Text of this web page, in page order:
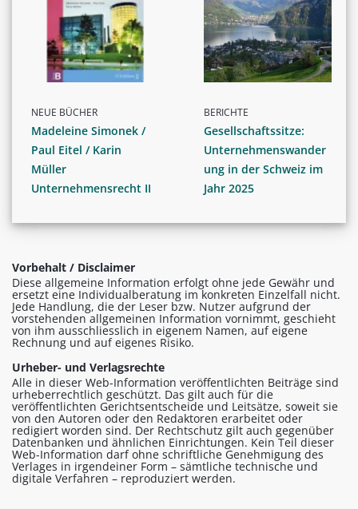
NEUE BÜCHER
Madeleine Simonek /
Paul Eitel / Karin
Müller
Unternehmensrecht II
BERICHTE
Gesellschaftssitze:
Unternehmenswander
ung in der Schweiz im
Jahr 2025
Vorbehalt / Disclaimer
Diese allgemeine Information erfolgt ohne jede Gewähr und
ersetzt eine Individualberatung im konkreten Einzelfall nicht.
Jede Handlung, die der Leser bzw. Nutzer aufgrund der
vorstehenden allgemeinen Information vornimmt, geschieht
von ihm ausschliesslich in eigenem Namen, auf eigene
Rechnung und auf eigenes Risiko.
Urheber- und Verlagsrechte
Alle in dieser Web-Information veröffentlichten Beiträge sind
urheberrechtlich geschützt. Das gilt auch für die
veröffentlichten Gerichtsentscheide und Leitsätze, soweit sie
von den Autoren oder den Redaktoren erarbeitet oder
redigiert worden sind. Der Rechtschutz gilt auch gegenüber
Datenbanken und ähnlichen Einrichtungen. Kein Teil dieser
Web-Information darf ohne schriftliche Genehmigung des
Verlages in irgendeiner Form – sämtliche technische und
digitale Verfahren – reproduziert werden.